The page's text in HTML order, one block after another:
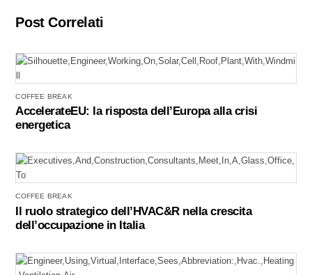
Post Correlati
COFFEE BREAK
AccelerateEU: la risposta dell’Europa alla crisi
energetica
COFFEE BREAK
Il ruolo strategico dell’HVAC&R nella crescita
dell’occupazione in Italia